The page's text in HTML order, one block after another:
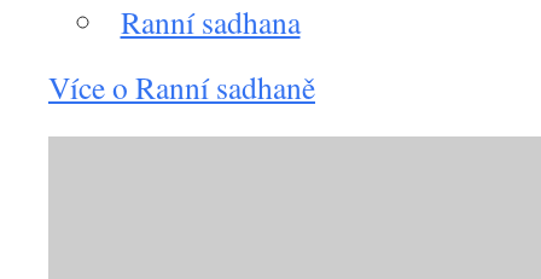
Ranní sadhana
Více o Ranní sadhaně